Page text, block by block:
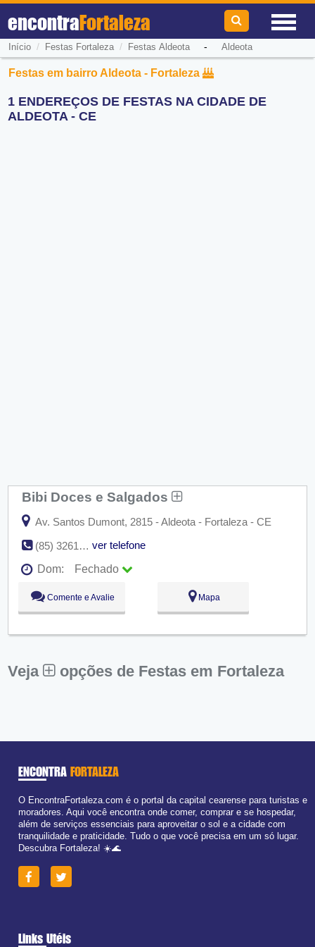
encontraFortaleza
Início / Festas Fortaleza/ Festas Aldeota- Aldeota
Festas em bairro Aldeota - Fortaleza
1 ENDEREÇOS DE FESTAS NA CIDADE DE
ALDEOTA - CE
Bibi Doces e Salgados
Av. Santos Dumont, 2815 - Aldeota - Fortaleza - CE
(85) 3261-9717
ver telefone
Dom:
Fechado
Seg:
Ter:
09:00 - 18:00
Qua:
09:00 - 18:00
Sex:
09:00 - 18:00
Dom:
Fechado
Comente e Avalie Mapa
Veja opções de Festas em Fortaleza
ENCONTRA FORTALEZA
O EncontraFortaleza.com é o portal da capital cearense para turistas e
moradores. Aqui você encontra onde comer, comprar e se hospedar,
além de serviços essenciais para aproveitar o sol e a cidade com
tranquilidade e praticidade. Tudo o que você precisa em um só lugar.
Descubra Fortaleza! ☀️🌊
Links Utéis